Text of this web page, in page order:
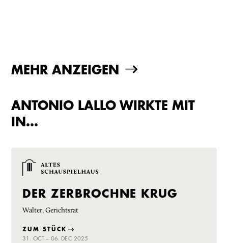
MEHR ANZEIGEN
ANTONIO LALLO WIRKTE MIT
IN…
DER ZERBROCHNE KRUG
Walter, Gerichtsrat
ZUM STÜCK
31. OCT – 06. DEC 2025